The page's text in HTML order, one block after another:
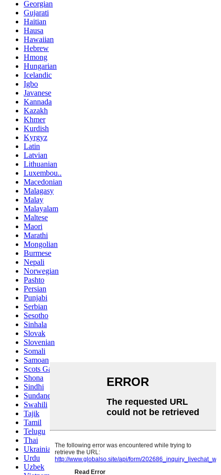
Georgian
Gujarati
Haitian
Hausa
Hawaiian
Hebrew
Hmong
Hungarian
Icelandic
Igbo
Javanese
Kannada
Kazakh
Khmer
Kurdish
Kyrgyz
Latin
Latvian
Lithuanian
Luxembou..
Macedonian
Malagasy
Malay
Malayalam
Maltese
Maori
Marathi
Mongolian
Burmese
Nepali
Norwegian
Pashto
Persian
Punjabi
Serbian
Sesotho
Sinhala
Slovak
Slovenian
Somali
Samoan
Scots Gaelic
Shona
Sindhi
Sundanese
Swahili
Tajik
Tamil
Telugu
Thai
Ukrainian
Urdu
Uzbek